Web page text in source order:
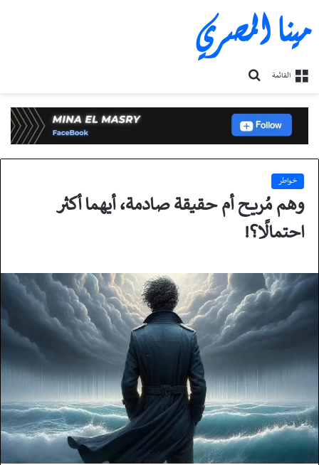
مينا المصري
القائمة
خواطر
وهم مُريح أم حقيقة صادمة، أيهما أكثر
احتمالًا؟!